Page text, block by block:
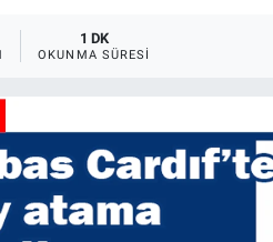
1 DK
OKUNMA SÜRESI